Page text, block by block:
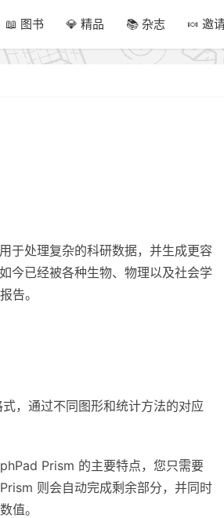
📖 图书 💎 精品 📚 杂志 🍬 邀
于处理复杂的科研数据，并生成更容
今已经被各种生物、物理以及社会学
告。
，通过不同图形和统计方法的对应
Prism 的主要特点，您只需要
则会自动完成剩余部分，并同时
值。